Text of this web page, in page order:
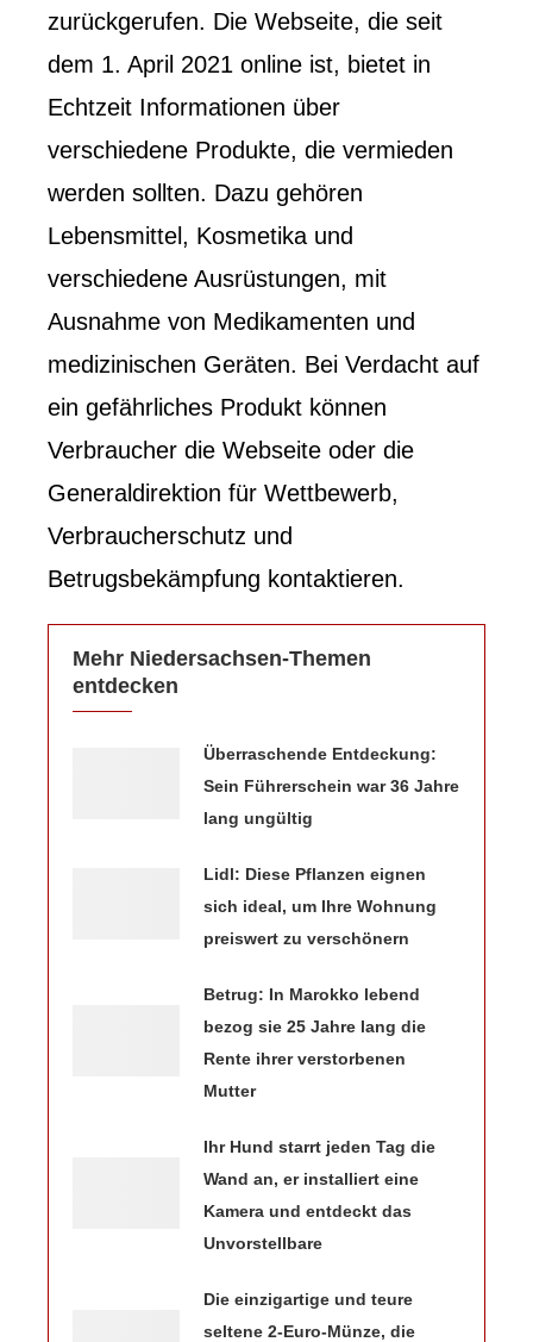
zurückgerufen. Die Webseite, die seit
dem 1. April 2021 online ist, bietet in
Echtzeit Informationen über
verschiedene Produkte, die vermieden
werden sollten. Dazu gehören
Lebensmittel, Kosmetika und
verschiedene Ausrüstungen, mit
Ausnahme von Medikamenten und
medizinischen Geräten. Bei Verdacht auf
ein gefährliches Produkt können
Verbraucher die Webseite oder die
Generaldirektion für Wettbewerb,
Verbraucherschutz und
Betrugsbekämpfung kontaktieren.
Mehr Niedersachsen-Themen
entdecken
Überraschende Entdeckung:
Sein Führerschein war 36 Jahre
lang ungültig
Lidl: Diese Pflanzen eignen
sich ideal, um Ihre Wohnung
preiswert zu verschönern
Betrug: In Marokko lebend
bezog sie 25 Jahre lang die
Rente ihrer verstorbenen
Mutter
Ihr Hund starrt jeden Tag die
Wand an, er installiert eine
Kamera und entdeckt das
Unvorstellbare
Die einzigartige und teure
seltene 2-Euro-Münze, die